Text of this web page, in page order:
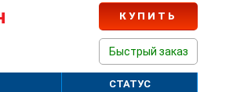
Быстрый заказ
КУПИТЬ
СТАТУС